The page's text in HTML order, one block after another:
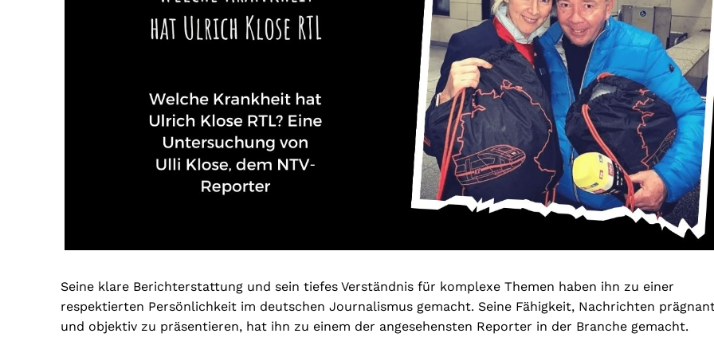
Seine klare Berichterstattung und sein tiefes Verständnis für komplexe Themen haben ihn zu einer
respektierten Persönlichkeit im deutschen Journalismus gemacht. Seine Fähigkeit, Nachrichten
und objektiv zu präsentieren, hat ihn zu einem der angesehensten Reporter in der Branche gemacht.